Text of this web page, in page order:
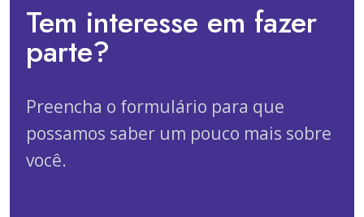
Tem interesse em fazer
parte?
Preencha o formulário para que
possamos saber um pouco mais sobre
você.